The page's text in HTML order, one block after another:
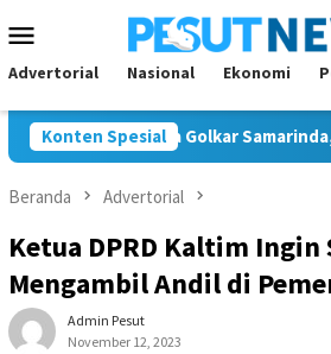
ke
kontenMobile
Advertorial Nasional Ekonomi
Konten Spesial
Ketua Golkar Samarinda, Musda
Beranda Advertorial
Ketua DPRD Kaltim Ingin
Mengambil Andil di
Admin Pesut
November 12, 2023